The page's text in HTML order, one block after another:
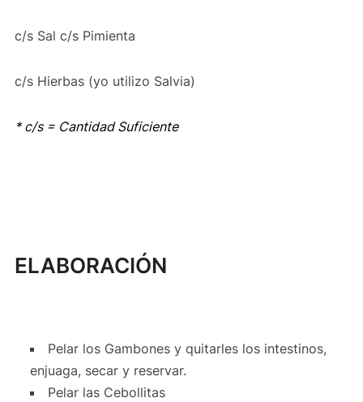
c/s Sal c/s Pimienta
c/s Hierbas (yo utilizo Salvia)
* c/s = Cantidad Suficiente
ELABORACIÓN
Pelar los Gambones y quitarles los intestinos,
enjuaga, secar y reservar.
Pelar las Cebollitas